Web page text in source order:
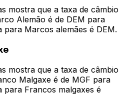
mostra que a taxa de câmbio
Alemão é de DEM para
para Marcos alemães é DEM.
mostra que a taxa de câmbio
Malgaxe é de MGF para
para Francos malgaxes é